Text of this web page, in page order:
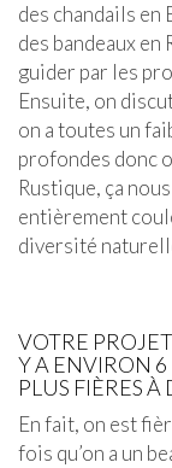
des chandails
des bandeaux en
guider par les
Ensuite, on
on a toutes un
profondes donc
Rustique, ça
entièrement
diversité
VOTRE
Y A ENVIRON
PLUS FIÈRES À
En fait, on est
fois qu’on a un